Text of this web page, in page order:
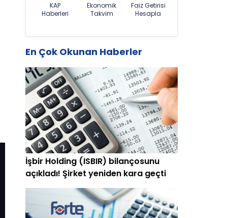
KAP
Haberleri
Ekonomik
Takvim
Faiz Getirisi
Hesapla
En Çok Okunan Haberler
İşbir Holding (ISBIR) bilançosunu
açıkladı! Şirket yeniden kara geçti